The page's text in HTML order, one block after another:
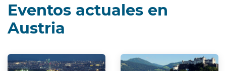
Eventos actuales en
Austria